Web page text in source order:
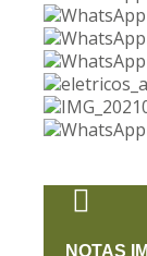
NOTAS